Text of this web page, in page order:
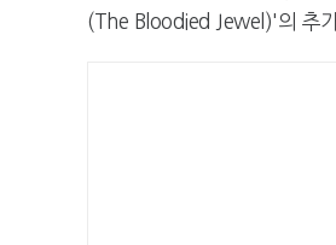
(The Bloodied Jewel)'의 추